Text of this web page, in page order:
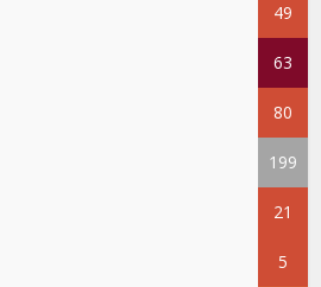
49
63
80
199
21
5